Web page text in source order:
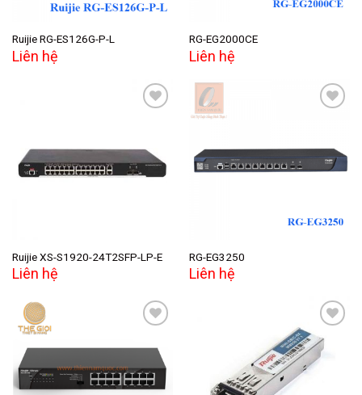
Ruijie RG-ES126G-P-L
Liên hệ
RG-EG2000CE
Liên hệ
Add to
wishlist
Ruijie XS-S1920-24T2SFP-LP-E
Liên hệ
Add to
wishlist
RG-EG3250
Liên hệ
Add to
wishlist
Add to